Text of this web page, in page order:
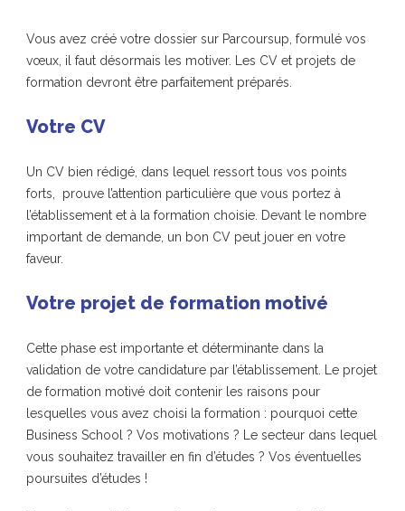
Vous avez créé votre dossier sur Parcoursup, formulé vos
vœux, il faut désormais les motiver. Les CV et projets de
formation devront être parfaitement préparés.
Votre CV
Un CV bien rédigé, dans lequel ressort tous vos points
forts, prouve l’attention particulière que vous portez à
l’établissement et à la formation choisie. Devant le nombre
important de demande, un bon CV peut jouer en votre
faveur.
Votre projet de formation motivé
Cette phase est importante et déterminante dans la
validation de votre candidature par l’établissement. Le projet
de formation motivé doit contenir les raisons pour
lesquelles vous avez choisi la formation : pourquoi cette
Business School ? Vos motivations ? Le secteur dans lequel
vous souhaitez travailler en fin d’études ? Vos éventuelles
poursuites d’études !